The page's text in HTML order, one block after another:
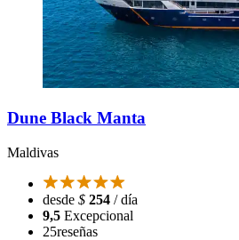
Dune Black Manta
Maldivas
desde $ 254 / día
9,5 Excepcional
25reseñas